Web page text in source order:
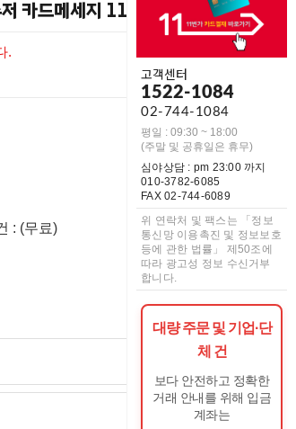
고객센터
1522-1084
02-744-1084
평일 : 09:30 ~ 18:00
(주말 및 공휴일은 휴무)
심야상담 : pm 23:00 까지
010-3782-6085
FAX 02-744-6089
위 연락처 및 팩스는 「정보
통신망 이용촉진 및 정보보호
등에 관한 법률」 제50조에
따라 광고성 정보 수신거부
합니다.
대량 주문 및 기업·단
체 건
보다 안전하고 정확한
거래 안내를 위해 입금
계좌는
카드메세지 11.25g(3돈)
.
: (무료)